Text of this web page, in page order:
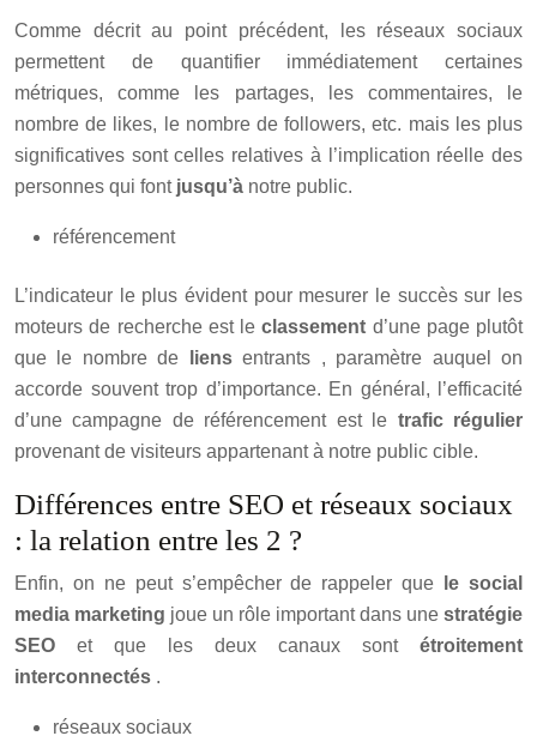
Comme décrit au point précédent, les réseaux sociaux
permettent de quantifier immédiatement certaines
métriques, comme les partages, les commentaires, le
nombre de likes, le nombre de followers, etc. mais les plus
significatives sont celles relatives à l’implication réelle des
personnes qui font jusqu’à notre public.
référencement
L’indicateur le plus évident pour mesurer le succès sur les
moteurs de recherche est leclassement d’une page plutôt
que le nombre de
liensentrants , paramètre auquel on
accorde souvent trop d’importance. En général, l’efficacité
d’une campagne de référencement est le trafic régulier
provenant de visiteurs appartenant à notre public cible.
Différences entre SEO et réseaux sociaux
: la relation entre les 2 ?
Enfin, on ne peut s’empêcher de rappeler que
le social
media marketing joue un rôle important dans une stratégie
SEO et que les deux canaux sont étroitement
interconnectés .
réseaux sociaux